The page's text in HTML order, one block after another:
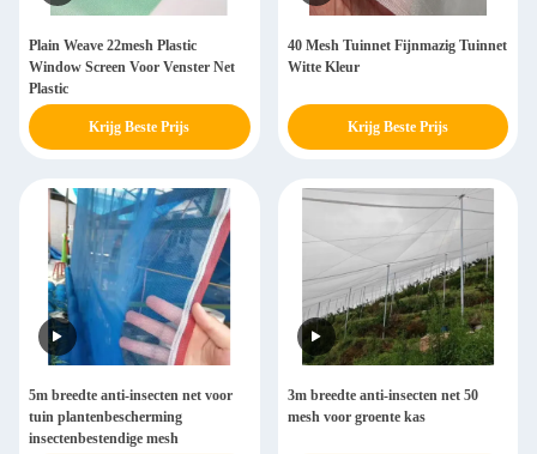
Plain Weave 22mesh Plastic
Window Screen Voor Venster Net
Plastic
Krijg Beste Prijs
40 Mesh Tuinnet Fijnmazig Tuinnet
Witte Kleur
Krijg Beste Prijs
5m breedte anti-insecten net voor
tuin plantenbescherming
insectenbestendige mesh
3m breedte anti-insecten net 50
mesh voor groente kas